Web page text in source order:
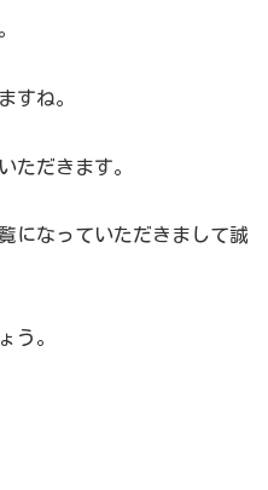
すね。
ただきます。
になっていただきまして誠
う。